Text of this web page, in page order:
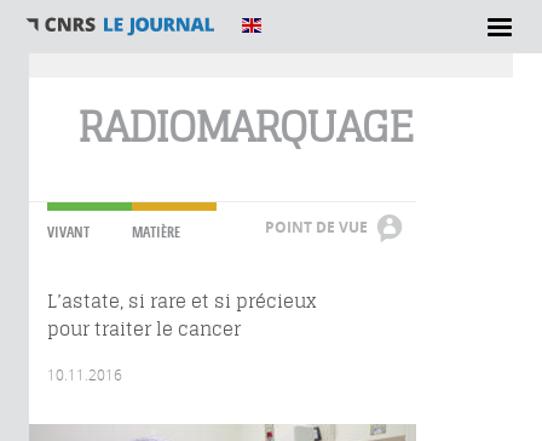
RADIOMARQUAGE
VIVANT MATIÈRE POINT DE VUE
L’astate, si rare et si précieux
pour traiter le cancer
10.11.2016